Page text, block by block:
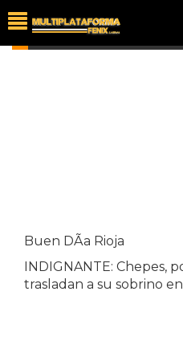
VIDEOS
Buen DÃ­a Rioja
INDIGNANTE: Chepes,
trasladan a su sobrino